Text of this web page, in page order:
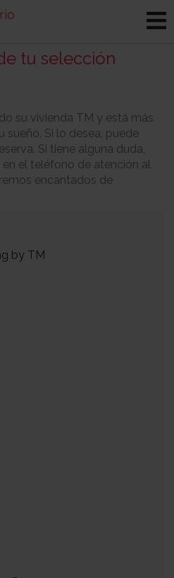
tu selección
su vivienda TM y está más
sueño. Si lo desea, puede
Si tiene alguna duda,
el teléfono de atención al
encantados de
by TM